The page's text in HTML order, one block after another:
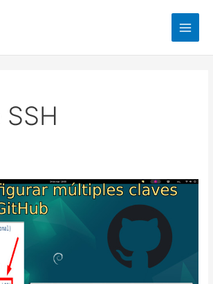
Main